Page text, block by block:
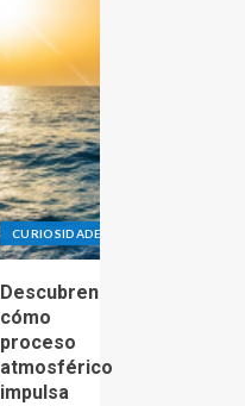
CURIOSIDADES
Descubren
cómo
proceso
atmosférico
impulsa